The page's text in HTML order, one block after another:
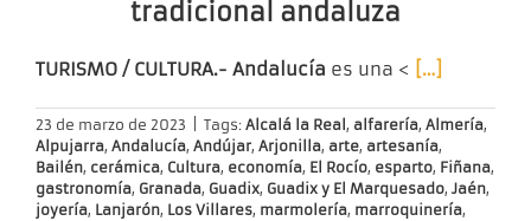
tradicional andaluza
TURISMO / CULTURA.- Andalucía es una < […]
23 de marzo de 2023 Tags: Alcalá la Real , alfarería, Almería,
Alpujarra, Andalucía, Andújar, Arjonilla, arte, artesanía,
Bailén, cerámica, Cultura, economía, El Rocío, esparto, Fiñana,
gastronomía, Granada, Guadix, Guadix y El Marquesado, Jaén,
joyería, Lanjarón, Los Villares, marmolería, marroquinería,